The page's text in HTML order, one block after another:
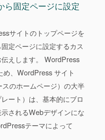
ら固定ページに設定
サイトのトップページを
定ページに設定するカス
えします。 WordPress
め、WordPress サイト
スのホームページ）の大半
ート）は、基本的にブロ
されるWebデザインにな
テーマによって